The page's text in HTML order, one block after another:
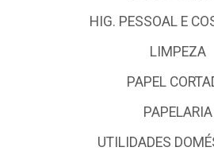
HIG. PESSOAL E
LIMPEZA
PAPEL
PAPELARIA
UTILIDADES